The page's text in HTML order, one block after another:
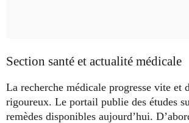
Section santé et actualité médicale
La recherche médicale progresse vite et
rigoureux. Le portail publie des études
remèdes disponibles aujourd’hui.